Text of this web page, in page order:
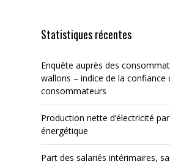
Statistiques récentes
Enquête auprès des
wallons – indice de la confiance
consommateurs
Production nette d’électricité
énergétique
Part des salariés intérimaires,